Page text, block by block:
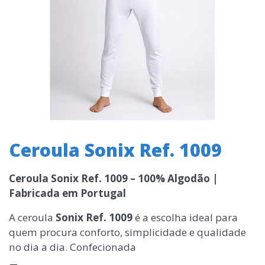
Ceroula Sonix Ref. 1009
Ceroula Sonix Ref. 1009 – 100% Algodão |
Fabricada em Portugal
A ceroula Sonix Ref. 1009é a escolha ideal para
quem procura conforto, simplicidade e qualidade
no dia a dia. Confecionada